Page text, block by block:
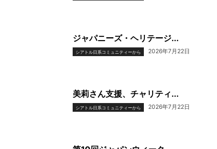
ジャパニーズ・ヘリテージ...
シアトル日系コミュニティーから 2026年7月22日
美莉さん支援、チャリティ...
シアトル日系コミュニティーから 2026年7月22日